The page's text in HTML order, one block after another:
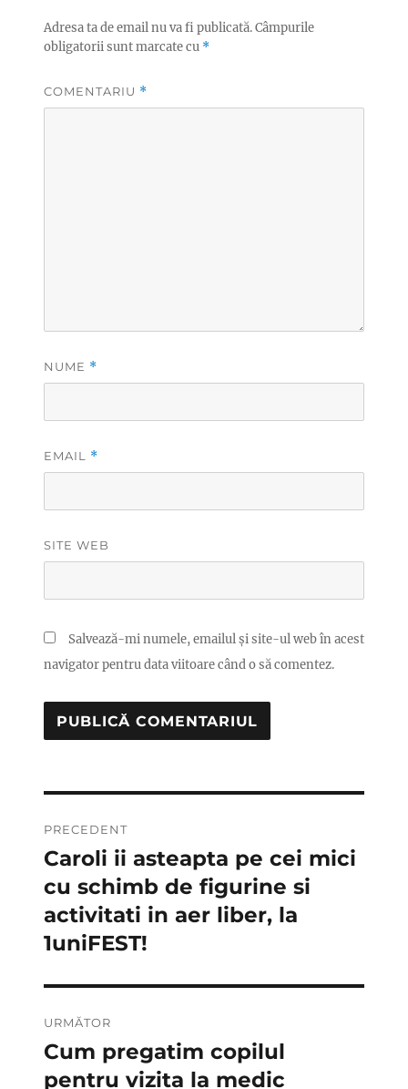
Adresa ta de email nu va fi publicată.Câmpurile
obligatorii sunt marcate cu *
COMENTARIU *
NUME *
EMAIL *
SITE WEB
Salvează-mi numele, emailul și site-ul web în acest
navigator pentru data viitoare când o să comentez.
în
articole
PRECEDENT
Articolul
anterior:
Caroli ii asteapta pe cei mici
cu schimb de figurine si
activitati in aer liber, la
1uniFEST!
URMĂTOR
Articolul
următor:
Cum pregatim copilul
pentru vizita la medic